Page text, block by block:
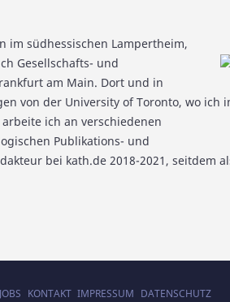
im südhessischen Lampertheim,
Gesellschafts- und
am Main. Dort und in
von der University of Toronto, wo ich
ich an verschiedenen
Publikations- und
bei kath.de 2018-2021, seitdem
JOBS KONTAKT IMPRESSUM DATENSCHUTZ